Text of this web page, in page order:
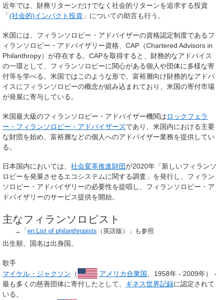
近年では、財務リターンだけでなく社会的リターンを追求する投資
「(社会的)インパクト投資 」についての助言も行う。
米国には、フィランソロピー・アドバイザーの資格認定制度であるフ
ィランソロピー・アドバイザリー資格、CAP（Chartered Advisors in
Philanthropy）が存在する。CAPを取得すると、財務的なアドバイス
の一環として、フィランソロピーに関心がある個人や団体に多様な寄
付等を学べる。米国ではこのような形で、富裕層向け財務的なアドバ
イスにフィランソロピーの概念が組み込まれており、米国の寄付市場
が発展に寄与している。
米国最大級のフィランソロピー・アドバイザー機関はロックフェラ
ー・フィランソロピー・アドバイザーズであり、米国内における主要
な財団を始め、富裕層などの個人へのアドバイザー業務を提供してい
る。
日本国内においては、 社会変革推進財団が2020年「新しいフィランソ
ロピーを発展させるエコシステムに関する調査」を発行し、フィラン
ソロピー・アドバイザリーの必要性を提唱し、フィランソロピー・ア
ドバイザリーのサービス提供を開始。
主なフィランソロピスト
→「en:List of philanthropists （英語版）」も参照
出生順、国名は出身国。
歌手
マイケル・ジャクソン （ アメリカ合衆国
、1958年 - 2009年） -
最も多くの慈善団体に寄付したとして、 ギネス世界記録に認定されて
いる。